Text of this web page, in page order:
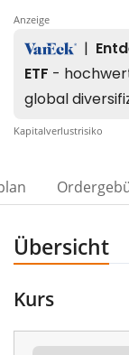
Anzeige
Kapitalverlustrisiko
Übersicht
Kurs